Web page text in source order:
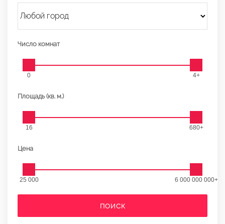
Число комнат
0 4+
Площадь (кв. м.)
16 680+
Цена
25 000 6 000 000 000+
ПОИСК